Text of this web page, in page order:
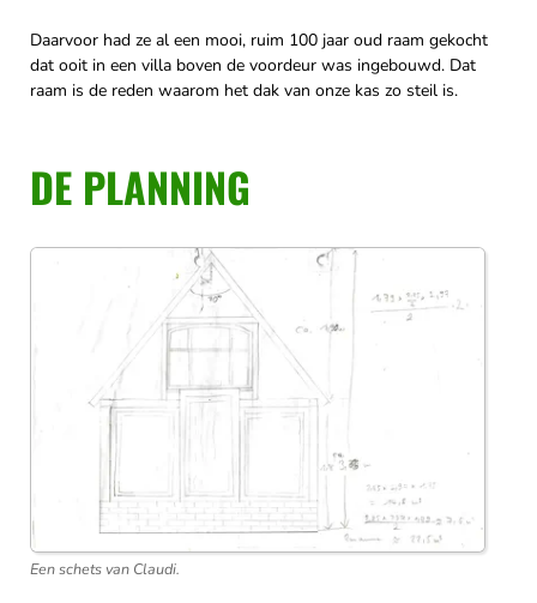
Daarvoor had ze al een mooi, ruim 100 jaar oud raam gekocht
dat ooit in een villa boven de voordeur was ingebouwd. Dat
raam is de reden waarom het dak van onze kas zo steil is.
DE PLANNING
Een schets van Claudi.